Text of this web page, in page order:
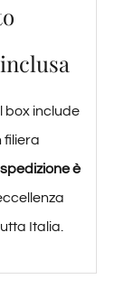
box include
filiera
spedizione è
Italia.